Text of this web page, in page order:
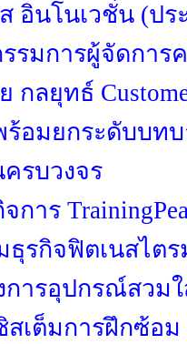
อินโนเวชั่น (ปร
รรมการผู้จัดกา
กลยุทธ์
พร้อมยกระดับบ
รบวงจร
การ
ธุรกิจฟิตเนสไตร
ารอุปกรณ์สวม
เต็มการฝึกซ้อ